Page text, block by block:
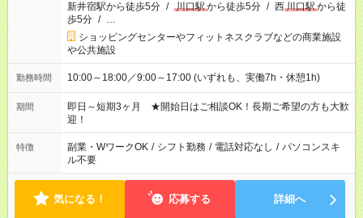
新井宿駅から徒歩5分 / 川口駅から徒歩5分 / 西川口駅から徒
歩5分 / …
ショッピングセンターやフィットネスクラブなどの商業施設
や公共施設
勤務時間 10:00～18:00／9:00～17:00 (いずれも、実働7h・休憩1h)
期間
即日～短期3ヶ月 ★開始日はご相談OK！長期ご希望の方も大歓
迎！
特徴 副業・WワークOK / シフト勤務 / 電話対応なし / パソコンスキ
ル不要
気になる！ 応募する 詳細へ